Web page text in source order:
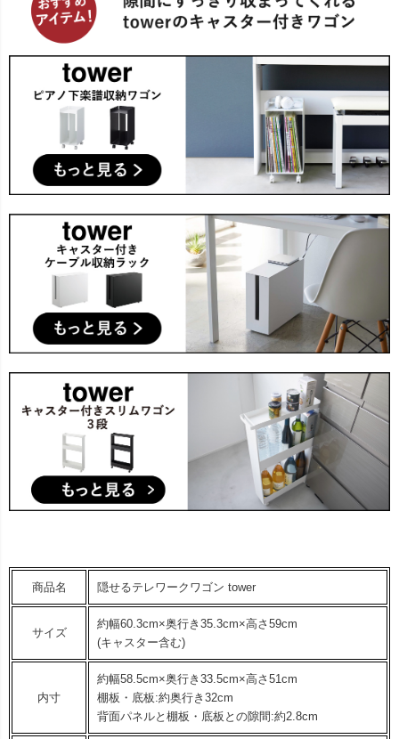
商品名 隠せるテレワークワゴン tower
サイズ
約幅60.3cm×奥行き35.3cm×高さ59cm
(キャスター含む)
内寸
約幅58.5cm×奥行き33.5cm×高さ51cm
棚板・底板:約奥行き32cm
背面パネルと棚板・底板との隙間:約2.8cm